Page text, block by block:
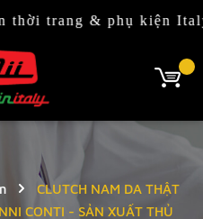
& phụ kiện Italy (Ý)
CLUTCH NAM DA THẬT
CONTI - SẢN XUẤT THỦ